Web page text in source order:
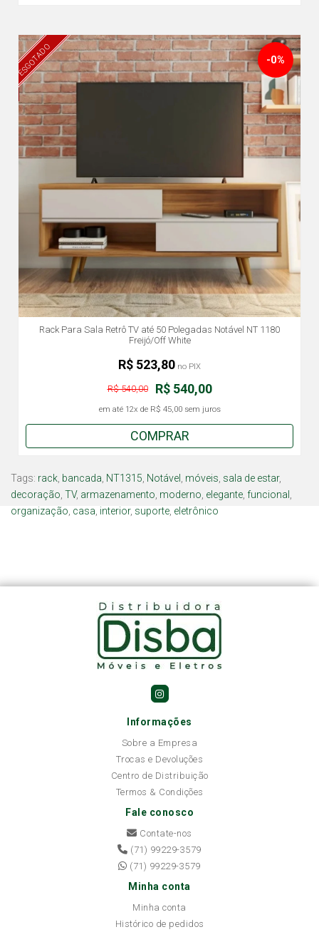
ESGOTADO
Rack Para Sala Retrô TV até 50 Polegadas Notável NT 1180
Freijó/Off White
-0%
R$ 540,00
R$ 540,00
em até 12x de R$ 45,00sem juros
R$ 523,80 no PIX
COMPRAR
Tags: rack bancada NT1315 Notável móveis sala de estar,
decoração TV, armazenamento moderno elegante funcional
organização casa interior, suporte eletrônico
Informações
Sobre a Empresa
Trocas e Devoluções
Centro de Distribuição
Termos & Condições
Fale conosco
Contate-nos
(71) 99229-3579
(71) 99229-3579
Minha conta
Minha conta
Histórico de pedidos